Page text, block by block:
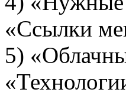
«Ссылки
5)